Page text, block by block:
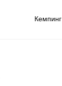
Кемпинг